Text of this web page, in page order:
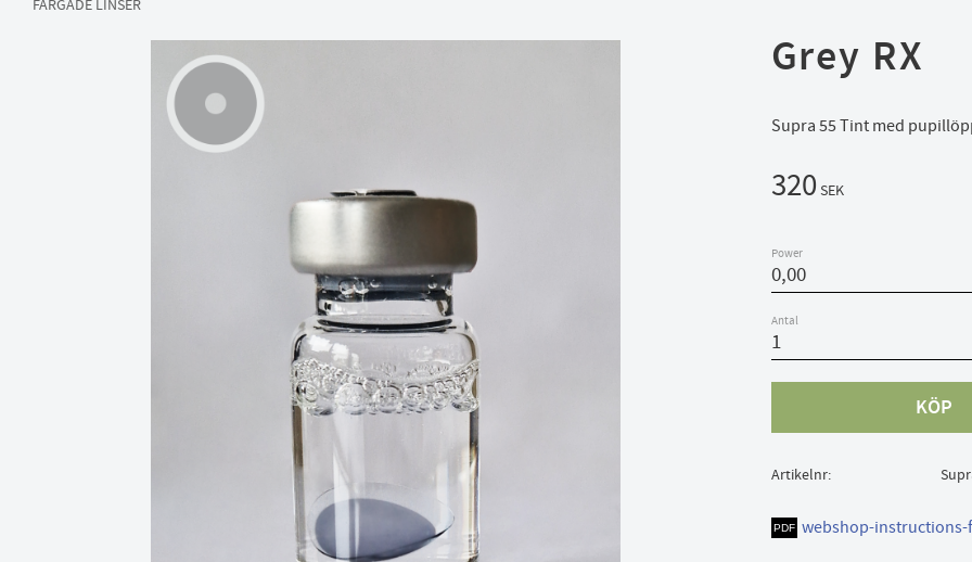
FÄRGADE LINSER
Grey RX
Supra 55 Tint med
320SEK
Power
Antal
KÖP
Artikelnr
webshop-